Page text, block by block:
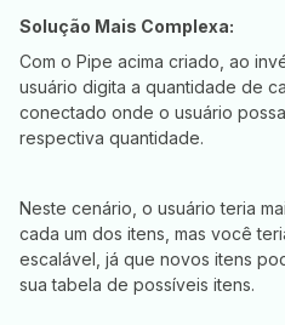
Solução Mais Complexa:
Com o Pipe acima criado, ao
usuário digita a quantidade de
conectado onde o usuário
respectiva quantidade.
Neste cenário, o usuário teria
cada um dos itens, mas você
escalável, já que novos itens
sua tabela de possíveis itens.